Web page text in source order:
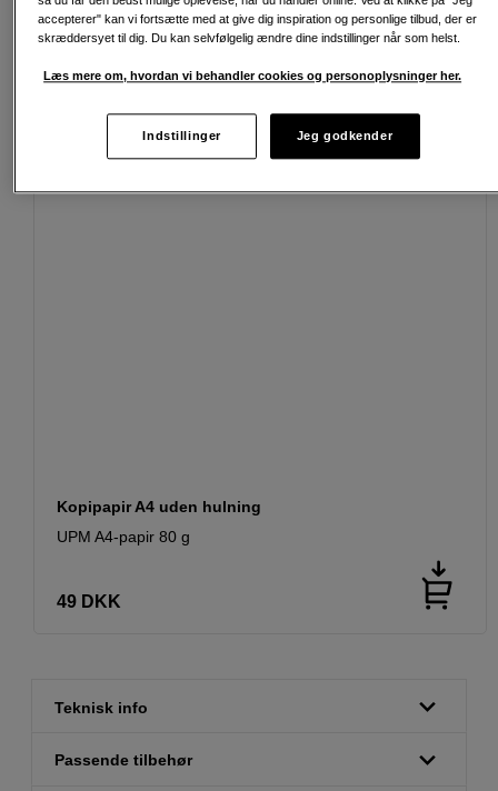
Kopipapir A4 uden hulning
UPM A4-papir 80 g
49 DKK
Teknisk info
Passende tilbehør
accepterer" kan vi fortsætte med at give dig inspiration og personlige tilbud, der er
skræddersyet til dig. Du kan selvfølgelig ændre dine indstillinger når som helst.
Læs mere om, hvordan vi behandler cookies og personoplysninger her.
Indstillinger Jeg godkender